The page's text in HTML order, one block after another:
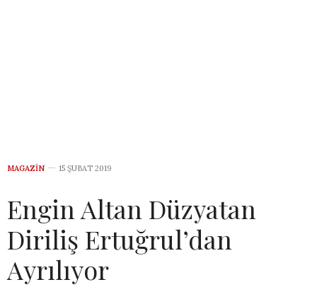
MAGAZIN 15 ŞUBAT 2019
Engin Altan Düzyatan
Diriliş Ertuğrul’dan
Ayrılıyor